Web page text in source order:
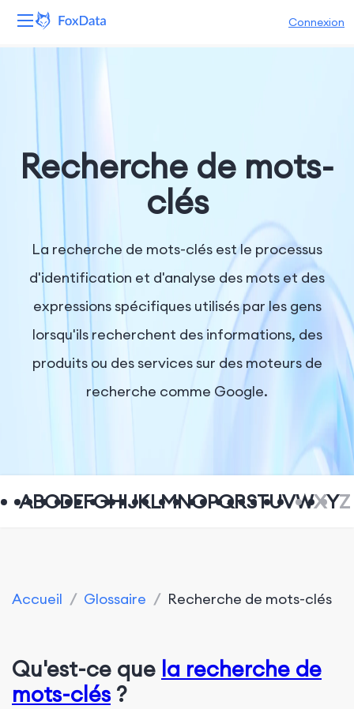
Connexion
Ressources
Tarifs
Entreprise
Recherche de mots-
clés
La recherche de mots-clés est le processus
d'identification et d'analyse des mots et des
expressions spécifiques utilisés par les gens
lorsqu'ils recherchent des informations, des
produits ou des services sur des moteurs de
recherche comme Google.
ABCDEFGHIJKLMNOPQRSTUVWXYZ
Accueil / Glossaire / Recherche de mots-clés
Qu'est-ce que la recherche de
mots-clés ?